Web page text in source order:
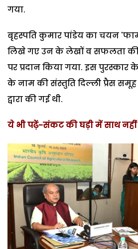
गया.
बृहस्पति कुमार पांडेय का चयन
लिखे गए उन के लेखों व सफलता की
पर प्रदान किया गया. इस
के नाम की संस्तुति दिल्ली प्रैस
द्वारा की गई थी.
ये भी पढ़ें-संकट की घड़ी में साथ